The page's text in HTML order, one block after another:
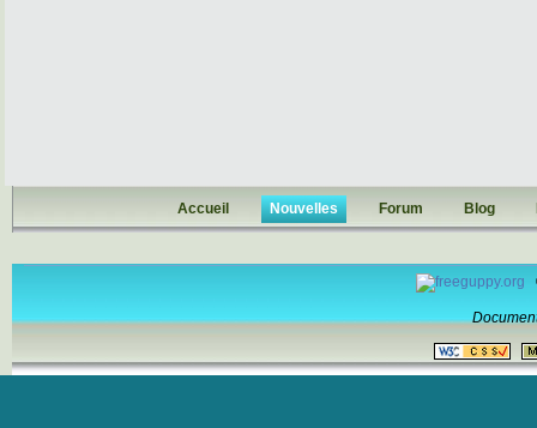
Accueil Nouvelles Forum Blog